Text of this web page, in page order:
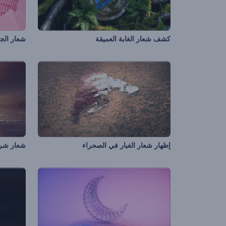
كشف شعار الغابة العميقة شعار
إظهار شعار الغبار في الصحراء شعار